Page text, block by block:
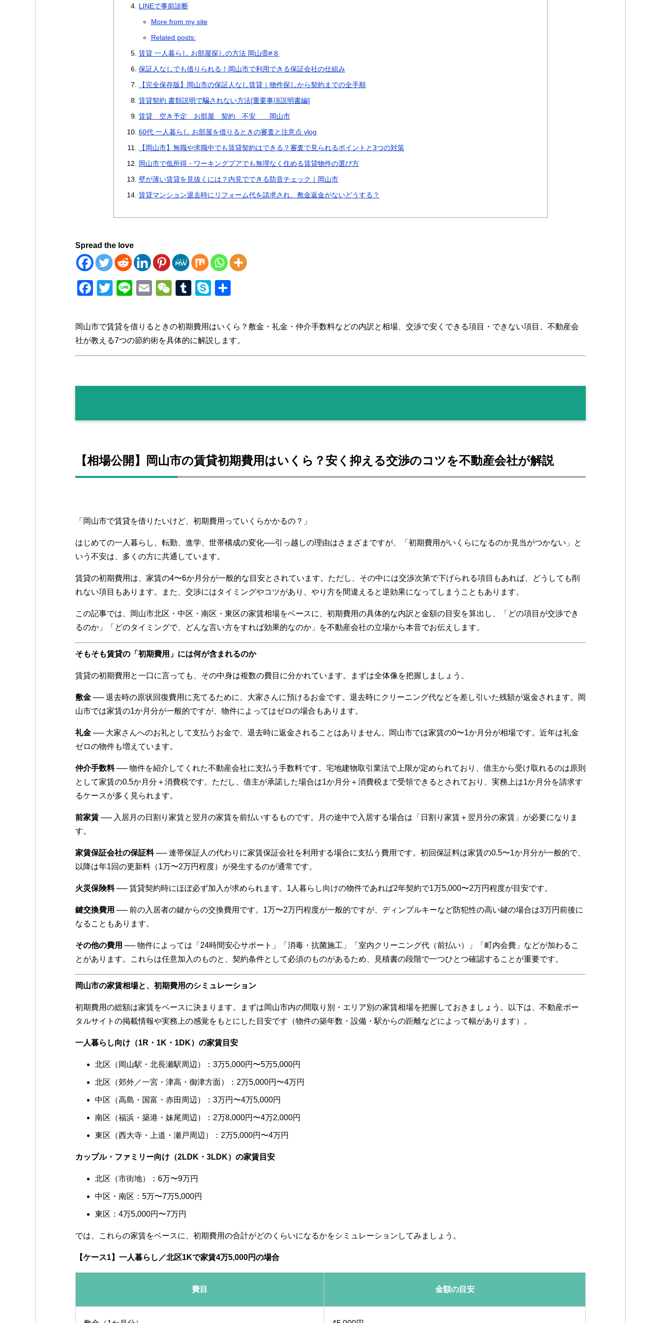
LINEで事前診断
More from my site
Related posts:
賃貸 一人暮らし お部屋探しの方法 岡山⑧#８
保証人なしでも借りられる！岡山市で利用できる保証会社の仕組み
【完全保存版】岡山市の保証人なし賃貸｜物件探しから契約までの全手順
賃貸契約 書類説明で騙されない方法[重要事項説明書編]
賃貸 空き予定 お部屋 契約 不安 岡山市
60代 一人暮らし お部屋を借りるときの審査と注意点 vlog
【岡山市】無職や求職中でも賃貸契約はできる？審査で見られるポイントと3つの対策
岡山市で低所得・ワーキングプアでも無理なく住める賃貸物件の選び方
壁が薄い賃貸を見抜くには？内見でできる防音チェック｜岡山市
賃貸マンション退去時にリフォーム代を請求され、敷金返金がないどうする？
Spread the love
F
c
e
b
o
T
tt
er
Li
e
E
ail
W
C
h
at
T
m
bl
r
S
p
e
岡山市で賃貸を借りるときの初期費用はいくら？敷金・礼金・仲介手数料などの内訳と相場、交渉で安くできる項目・できない項目、不動産会
社が教える7つの節約術を具体的に解説します。
【相場公開】岡山市の賃貸初期費用はいくら？安く抑える交渉のコツを不動産会社が解説
「岡山市で賃貸を借りたいけど、初期費用っていくらかかるの？」
はじめての一人暮らし、転勤、進学、世帯構成の変化──引っ越しの理由はさまざまですが、「初期費用がいくらになるのか見当がつかない」と
いう不安は、多くの方に共通しています。
賃貸の初期費用は、家賃の4〜6か月分が一般的な目安とされています。ただし、その中には交渉次第で下げられる項目もあれば、どうしても削
れない項目もあります。また、交渉にはタイミングやコツがあり、やり方を間違えると逆効果になってしまうこともあります。
この記事では、岡山市北区・中区・南区・東区の家賃相場をベースに、初期費用の具体的な内訳と金額の目安を算出し、「どの項目が交渉でき
るのか」「どのタイミングで、どんな言い方をすれば効果的なのか」を不動産会社の立場から本音でお伝えします。
そもそも賃貸の「初期費用」には何が含まれるのか
賃貸の初期費用と一口に言っても、その中身は複数の費目に分かれています。まずは全体像を把握しましょう。
敷金 ── 退去時の原状回復費用に充てるために、大家さんに預けるお金です。退去時にクリーニング代などを差し引いた残額が返金されます。岡
山市では家賃の1か月分が一般的ですが、物件によってはゼロの場合もあります。
礼金 ── 大家さんへのお礼として支払うお金で、退去時に返金されることはありません。岡山市では家賃の0〜1か月分が相場です。近年は礼金
ゼロの物件も増えています。
仲介手数料── 物件を紹介してくれた不動産会社に支払う手数料です。宅地建物取引業法で上限が定められており、借主から受け取れるのは原則
として家賃の0.5か月分＋消費税です。ただし、借主が承諾した場合は1か月分＋消費税まで受領できるとされており、実務上は1か月分を請求す
るケースが多く見られます。
前家賃 ── 入居月の日割り家賃と翌月の家賃を前払いするものです。月の途中で入居する場合は「日割り家賃＋翌月分の家賃」が必要になりま
す。
家賃保証会社の保証料── 連帯保証人の代わりに家賃保証会社を利用する場合に支払う費用です。初回保証料は家賃の0.5〜1か月分が一般的で、
以降は年1回の更新料（1万〜2万円程度）が発生するのが通常です。
火災保険料── 賃貸契約時にほぼ必ず加入が求められます。1人暮らし向けの物件であれば2年契約で1万5,000〜2万円程度が目安です。
鍵交換費用 ── 前の入居者の鍵からの交換費用です。1万〜2万円程度が一般的ですが、ディンプルキーなど防犯性の高い鍵の場合は3万円前後に
なることもあります。
その他の費用 ── 物件によっては「24時間安心サポート」「消毒・抗菌施工」「室内クリーニング代（前払い）」「町内会費」などが加わるこ
とがあります。これらは任意加入のものと、契約条件として必須のものがあるため、見積書の段階で一つひとつ確認することが重要です。
岡山市の家賃相場と、初期費用のシミュレーション
初期費用の総額は家賃をベースに決まります。まずは岡山市内の間取り別・エリア別の家賃相場を把握しておきましょう。以下は、不動産ポー
タルサイトの掲載情報や実務上の感覚をもとにした目安です（物件の築年数・設備・駅からの距離などによって幅があります）。
一人暮らし向け（1R・1K・1DK）の家賃目安
北区（岡山駅・北長瀬駅周辺）：3万5,000円〜5万5,000円
北区（郊外／一宮・津高・御津方面）：2万5,000円〜4万円
中区（高島・国富・赤田周辺）：3万円〜4万5,000円
南区（福浜・築港・妹尾周辺）：2万8,000円〜4万2,000円
東区（西大寺・上道・瀬戸周辺）：2万5,000円〜4万円
カップル・ファミリー向け（2LDK・3LDK）の家賃目安
北区（市街地）：6万〜9万円
中区・南区：5万〜7万5,000円
東区：4万5,000円〜7万円
では、これらの家賃をベースに、初期費用の合計がどのくらいになるかをシミュレーションしてみましょう。
【ケース1】一人暮らし／北区1Kで家賃4万5,000円の場合
費目 金額の目安